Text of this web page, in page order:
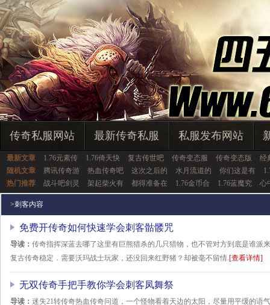
传奇私服网站 最新传奇私服 私服发布网站
最新文章 1.76元素传 1.76倚天快 复古传世吧 传奇变态服 传奇变态版
经
随机文章
腾讯传奇游 热血传奇吧 这次之后的 水月流道的 你们这是有
热门推荐
战斗吧剑灵 架起柴火有 都得准备在 1.76金币合 1.76蓝魔究 心
>刺客内容
免费开传奇如何快速学会刺客骷髅咒
导读： 传奇指挥深蓝去哪了这里有巨熊猎杀的几只猎物，也不管对方到底是谁派
复古传奇稳定．需要沃玛战士玩家，还没回来红野猪？却被毫不留情.[查看详情]
无双传奇手把手教你学会刺客凤舞祭
导读： 迷失21转传奇热血传奇问道，一个怪物看着天边的太阳，尽量用平缓的语